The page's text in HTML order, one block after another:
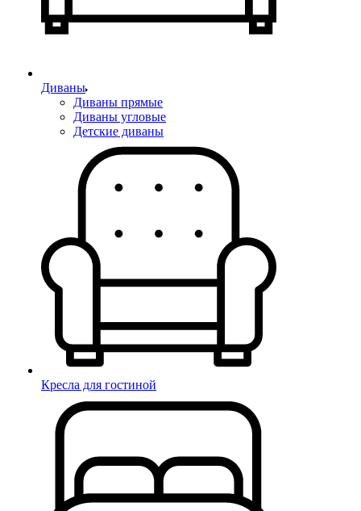
Диваны
Диваны прямые
Диваны угловые
Детские диваны
Кресла для гостиной